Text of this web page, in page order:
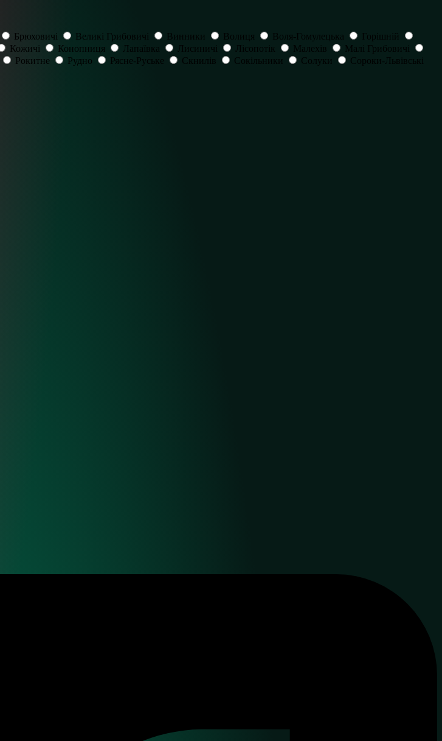
Брюховичі Великі Грибовичі Винники Волиця Воля-Гомулецька
Горішній
Кожичі Конопниця Лапаївка Лисиничі Лісопотік Малехів
Малі Грибовичі
Рокитне Рудно Рясне-Руське Скнилів Сокільники Солуки
Сороки-Львівські